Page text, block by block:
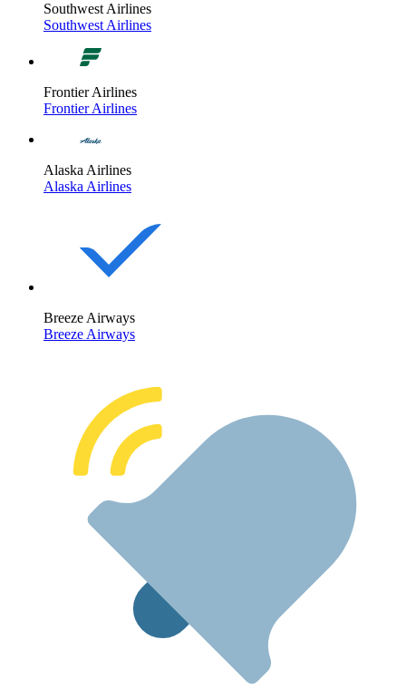
Southwest Airlines
Southwest Airlines
Frontier Airlines
Frontier Airlines
Alaska Airlines
Alaska Airlines
Breeze Airways
Breeze Airways